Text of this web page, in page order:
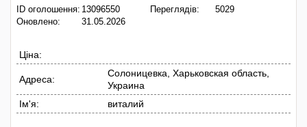
ID оголошення: 13096550
Оновлено:
31.05.2026
Переглядів: 5029
Ціна:
Адреса:
Солоницевка, Харьковская область,
Украина
Ім'я:
виталий